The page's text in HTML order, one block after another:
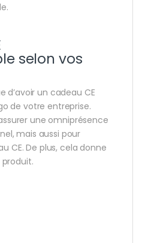
selon vos
d’avoir un cadeau CE
de votre entreprise.
une omniprésence
mais aussi pour
CE. De plus, cela donne